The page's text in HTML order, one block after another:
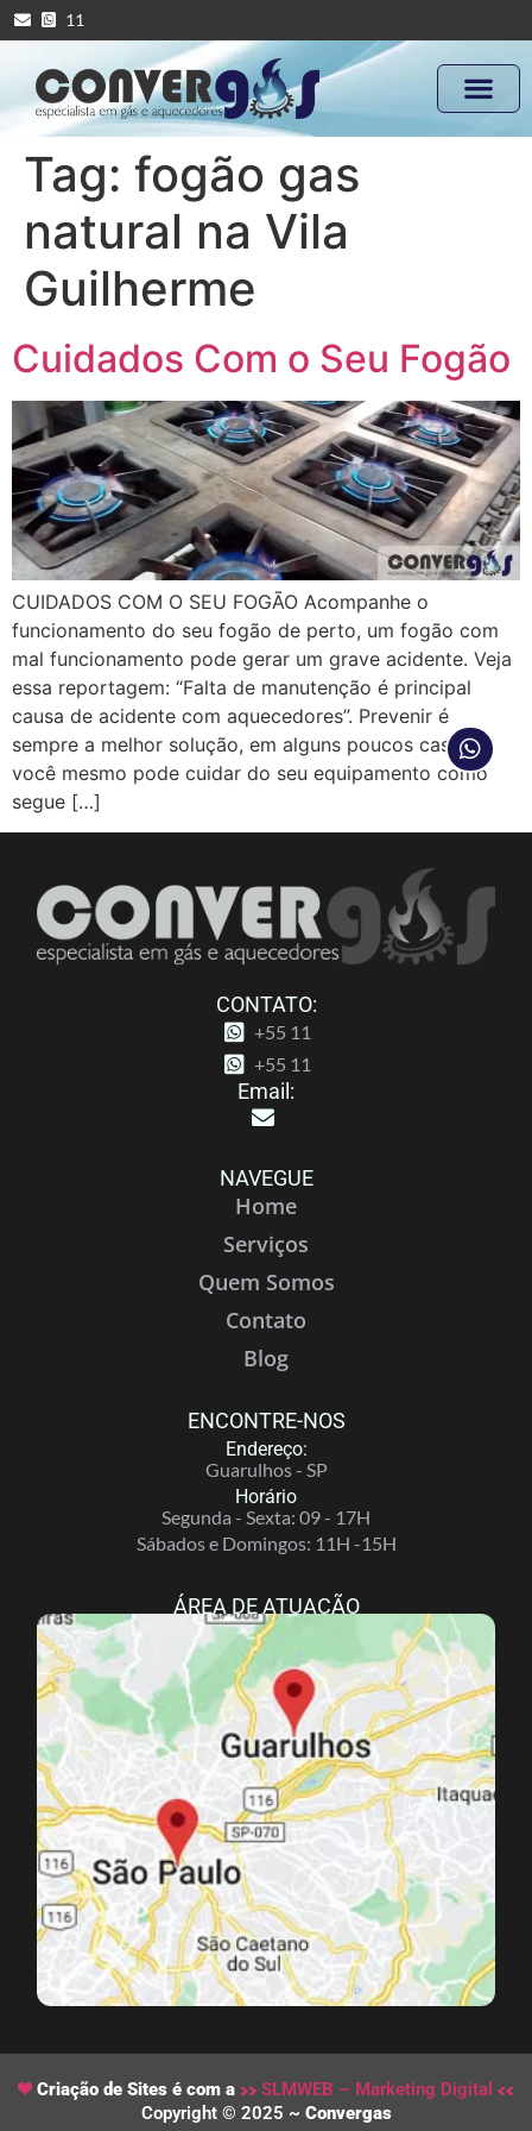
11
Tag: fogão gas
natural na Vila
Guilherme
Cuidados Com o Seu Fogão
CUIDADOS COM O SEU FOGÃO Acompanhe o
funcionamento do seu fogão de perto, um fogão com
mal funcionamento pode gerar um grave acidente. Veja
essa reportagem: “Falta de manutenção é principal
causa de acidente com aquecedores”. Prevenir é
sempre a melhor solução, em alguns poucos casos
você mesmo pode cuidar do seu equipamento como
segue […]
CONTATO:
+55 11
+55 11
Email:
NAVEGUE
Home
Serviços
Quem Somos
Contato
Blog
ENCONTRE-NOS
Endereço:
Guarulhos - SP
Horário
Segunda - Sexta: 09 - 17H
Sábados e Domingos: 11H -15H
ÁREA DE ATUAÇÃO
Criação de Sites é com a
SLMWEB – Marketing Digital
Copyright © 2025 ~ Convergas